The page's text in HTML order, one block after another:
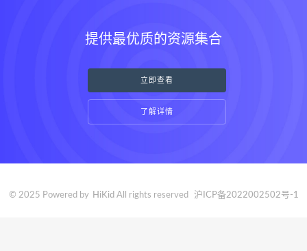
提供最优质的资源集合
立即查看
了解详情
© 2025 Powered by HiKid All rights reserved 沪ICP备2022002502号-1